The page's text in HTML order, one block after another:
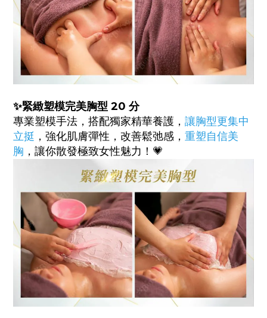
✨緊緻塑模完美胸型 20 分
專業塑模手法，搭配獨家精華養護， 讓胸型更集中
立挺 ，強化肌膚彈性，改善鬆弛感， 重塑自信美
胸 ，讓你散發極致女性魅力！💗